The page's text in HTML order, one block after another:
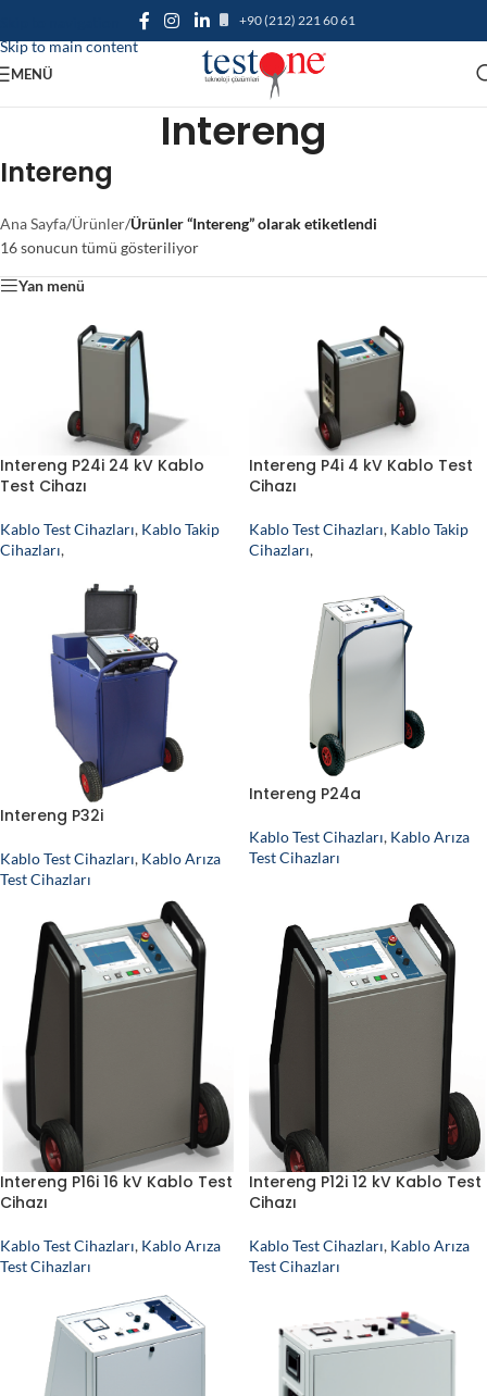
Skip to main content
+90 (212) 221 60 61
MENÜ
Intereng
Intereng
Ana Sayfa/Ürünler/Ürünler “Intereng” olarak etiketlendi
16 sonucun tümü gösteriliyor
Yan menü
Intereng P24i 24 kV Kablo
Test Cihazı
Kablo Test Cihazları, Kablo Takip
Cihazları,
Intereng P4i 4 kV Kablo Test
Cihazı
Kablo Test Cihazları, Kablo Takip
Cihazları,
Intereng P32i
Kablo Test Cihazları, Kablo Arıza
Test Cihazları
Intereng P24a
Kablo Test Cihazları, Kablo Arıza
Test Cihazları
Intereng P16i 16 kV Kablo Test
Cihazı
Kablo Test Cihazları, Kablo Arıza
Test Cihazları
Intereng P12i 12 kV Kablo Test
Cihazı
Kablo Test Cihazları, Kablo Arıza
Test Cihazları